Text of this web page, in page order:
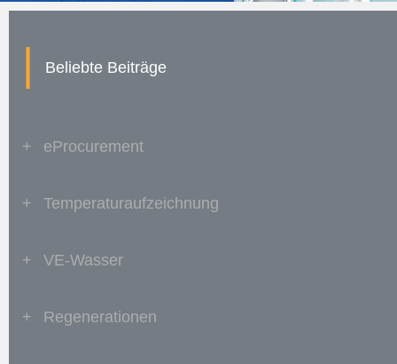
| Beliebte Beiträge
+ eProcurement
+ Temperaturaufzeichnung
+ VE-Wasser
+ Regenerationen